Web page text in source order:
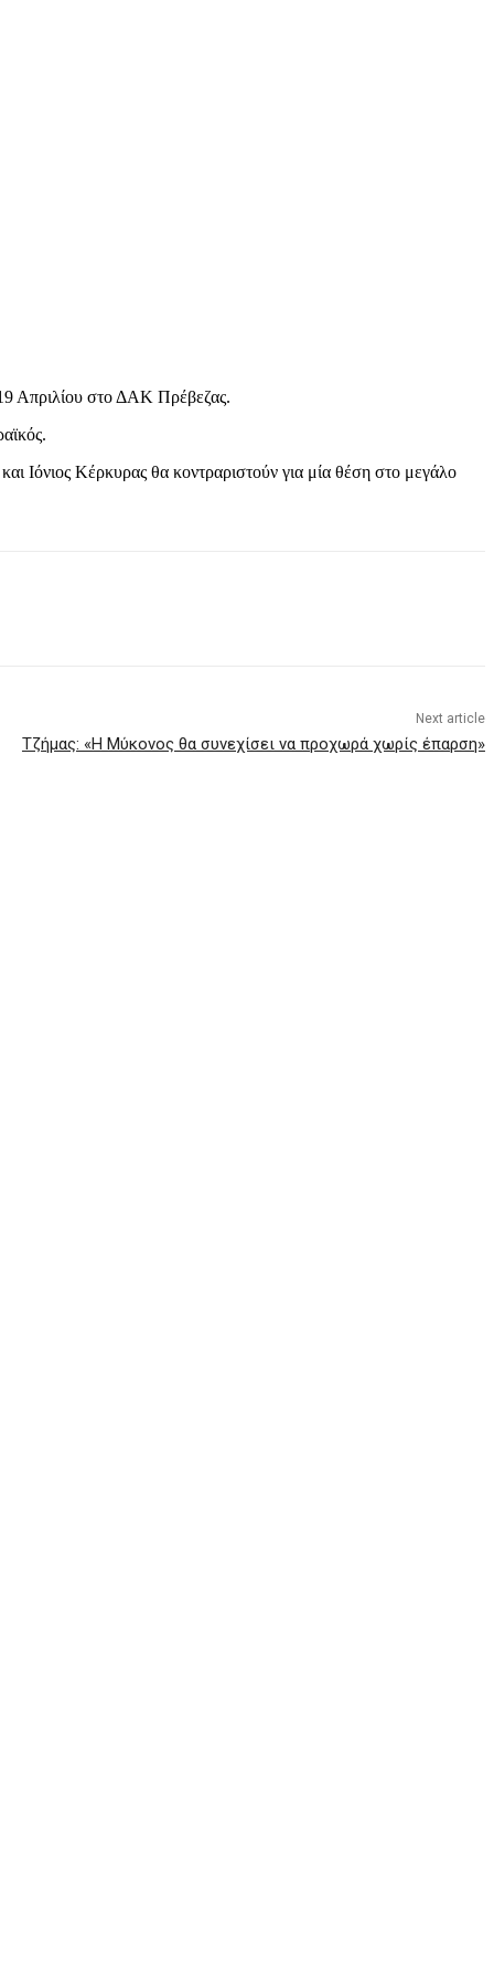
Απριλίου στο ΔΑΚ Πρέβεζας.
Ιόνιος Κέρκυρας θα κοντραριστούν για μία θέση στο μεγάλο
Next article
Τζήμας: «Η Μύκονος θα συνεχίσει να προχωρά χωρίς έπαρση»